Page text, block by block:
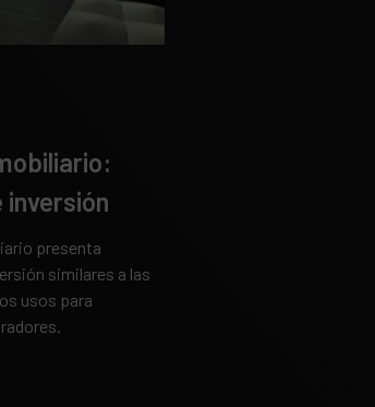
inversión
presenta
similares a las
usos para